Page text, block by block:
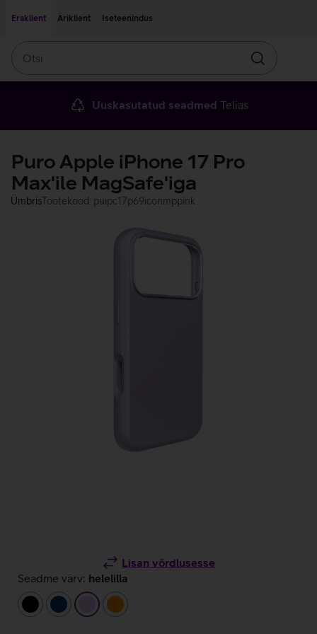
Eraklient
Äriklient Iseteenindus
Otsin
Uuskasutatud seadmed Telias
Puro Apple iPhone 17 Pro
Max'ile MagSafe'iga
ÜmbrisTootekood: puipc17p69iconmppink
Lisan võrdlusesse
Seadme värv: helelilla
must
tumesininehelelillaoranž